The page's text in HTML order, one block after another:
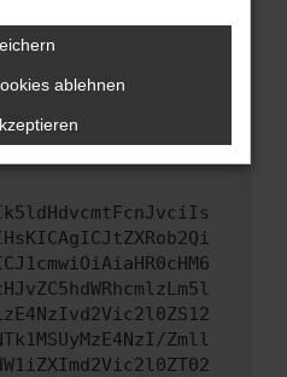
Webseitenbetreiber.
Schritte versucht
Wir werden
zu beheben. Du kannst
um uns bei der
Zmll
ablehnen